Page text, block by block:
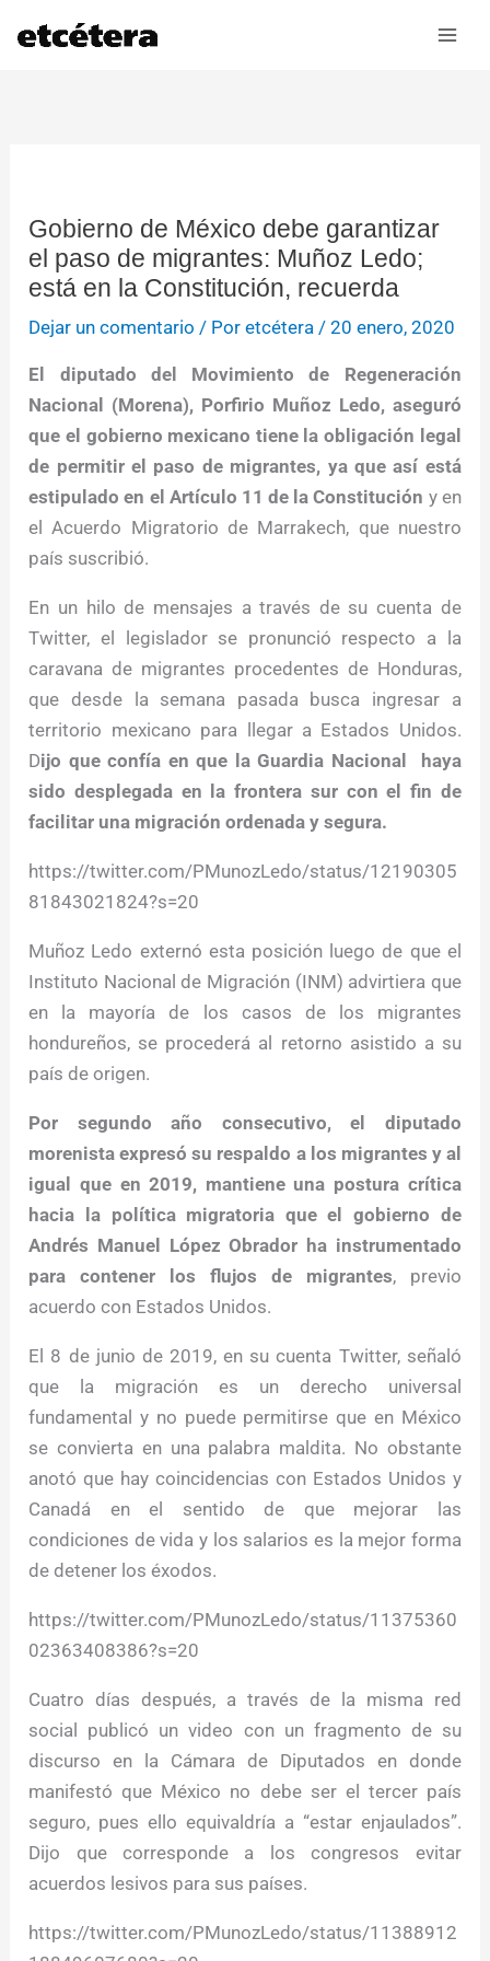
Gobierno de México debe garantizar
el paso de migrantes: Muñoz Ledo;
está en la Constitución, recuerda
Dejar un comentario / Poretcétera /20 enero, 2020
El diputado del Movimiento de Regeneración
Nacional (Morena), Porfirio Muñoz Ledo, aseguró
que el gobierno mexicano tiene la obligación legal
de permitir el paso de migrantes, ya que así está
estipulado en el Artículo 11 de la Constitución y en
el Acuerdo Migratorio de Marrakech, que nuestro
país suscribió.
En un hilo de mensajes a través de su cuenta de
Twitter, el legislador se pronunció respecto a la
caravana de migrantes procedentes de Honduras,
que desde la semana pasada busca ingresar a
territorio mexicano para llegar a Estados Unidos.
Dijo que confía en que la Guardia Nacional haya
sido desplegada en la frontera sur con el fin de
facilitar una migración ordenada y segura.
https://twitter.com/PMunozLedo/status/12190305
81843021824?s=20
Muñoz Ledo externó esta posición luego de que el
Instituto Nacional de Migración (INM) advirtiera que
en la mayoría de los casos de los migrantes
hondureños, se procederá al retorno asistido a su
país de origen.
Por segundo año consecutivo, el diputado
morenista expresó su respaldo a los migrantes y al
igual que en 2019, mantiene una postura crítica
hacia la política migratoria que el gobierno de
Andrés Manuel López Obrador ha instrumentado
para contener los flujos de migrantes, previo
acuerdo con Estados Unidos.
El 8 de junio de 2019, en su cuenta Twitter, señaló
que la migración es un derecho universal
fundamental y no puede permitirse que en México
se convierta en una palabra maldita. No obstante
anotó que hay coincidencias con Estados Unidos y
Canadá en el sentido de que mejorar las
condiciones de vida y los salarios es la mejor forma
de detener los éxodos.
https://twitter.com/PMunozLedo/status/11375360
02363408386?s=20
Cuatro días después, a través de la misma red
social publicó un video con un fragmento de su
discurso en la Cámara de Diputados en donde
manifestó que México no debe ser el tercer país
seguro, pues ello equivaldría a “estar enjaulados”.
Dijo que corresponde a los congresos evitar
acuerdos lesivos para sus países.
https://twitter.com/PMunozLedo/status/11388912